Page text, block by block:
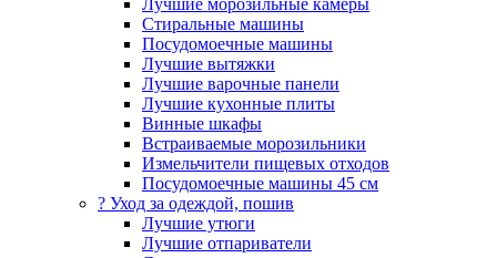
Стиральные машины
Посудомоечные машины
Лучшие вытяжки
Лучшие варочные панели
Лучшие кухонные плиты
Винные шкафы
Встраиваемые морозильники
Измельчители пищевых отходов
Посудомоечные машины 45 см
? Уход за одеждой, пошив
Лучшие утюги
Лучшие отпариватели